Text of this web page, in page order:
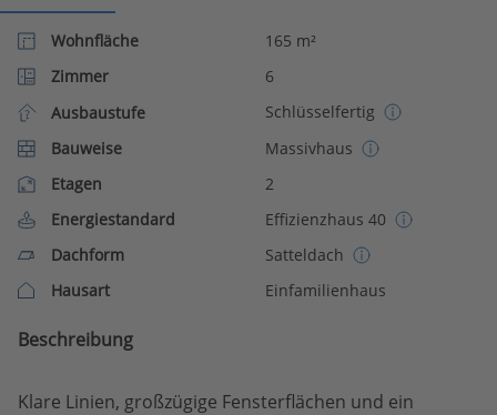
Wohnfläche
165 m²
Zimmer
6
Ausbaustufe
Schlüsselfertig
Bauweise
Massivhaus
Etagen
2
Energiestandard
Effizienzhaus 40
Dachform
Satteldach
Hausart
Einfamilienhaus
Beschreibung
Klare Linien, großzügige Fensterflächen und ein